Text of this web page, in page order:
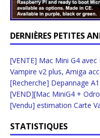
DERNIÈRES PETITES
[VENTE] Mac Mini G4
Vampire v2 plus, Amiga
[Recherche] Depannage
[VEND][Mac MiniG4 +
[Vendu] estimation Carte
STATISTIQUES